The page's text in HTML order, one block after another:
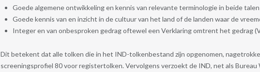
Goede algemene ontwikkeling en kennis van relevante terminologie in beide talen
Goede kennis van en inzicht in de cultuur van het land of de landen waar de
Integer en van onbesproken gedrag oftewel een Verklaring omtrent het gedrag
Dit betekent dat alle tolken die in het IND-tolkenbestand zijn opgenomen,
screeningsprofiel 80 voor registertolken. Vervolgens verzoekt de IND, net als